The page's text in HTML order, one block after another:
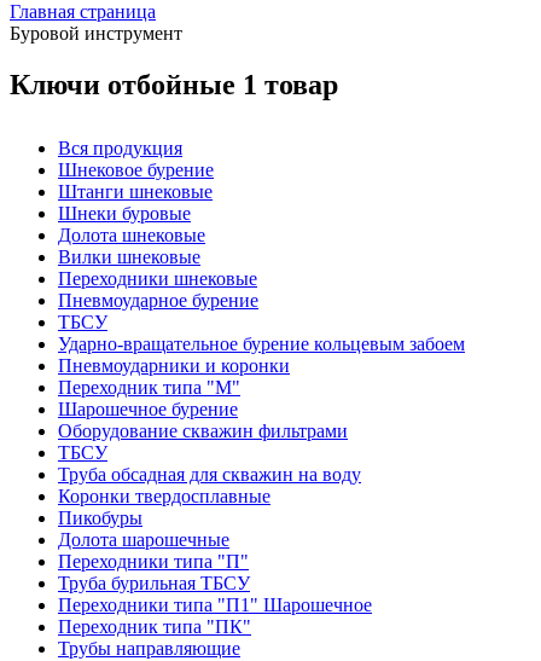
Главная страница
Буровой инструмент
Ключи отбойные 1 товар
Вся продукция
Шнековое бурение
Штанги шнековые
Шнеки буровые
Долота шнековые
Вилки шнековые
Переходники шнековые
Пневмоударное бурение
ТБСУ
Ударно-вращательное бурение кольцевым забоем
Пневмоударники и коронки
Переходник типа "М"
Шарошечное бурение
Оборудование скважин фильтрами
ТБСУ
Труба обсадная для скважин на воду
Коронки твердосплавные
Пикобуры
Долота шарошечные
Переходники типа "П"
Труба бурильная ТБСУ
Переходники типа "П1" Шарошечное
Переходник типа "ПК"
Трубы направляющие